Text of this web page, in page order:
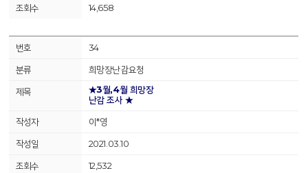
14,658
34
희망장난감요청
★3월,4월 희망장
난감 조사 ★
이*영
2021.03.10
12,532